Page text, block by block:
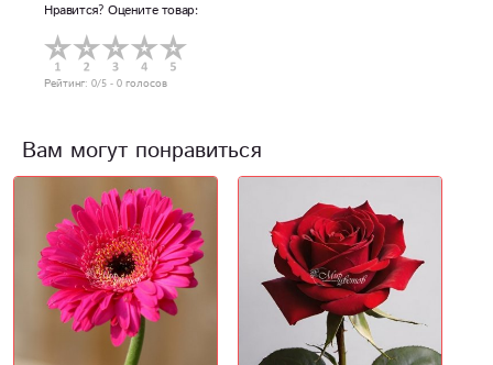
Нравится? Оцените товар:
Рейтинг: 0/5 - 0 голосов
Вам могут понравиться